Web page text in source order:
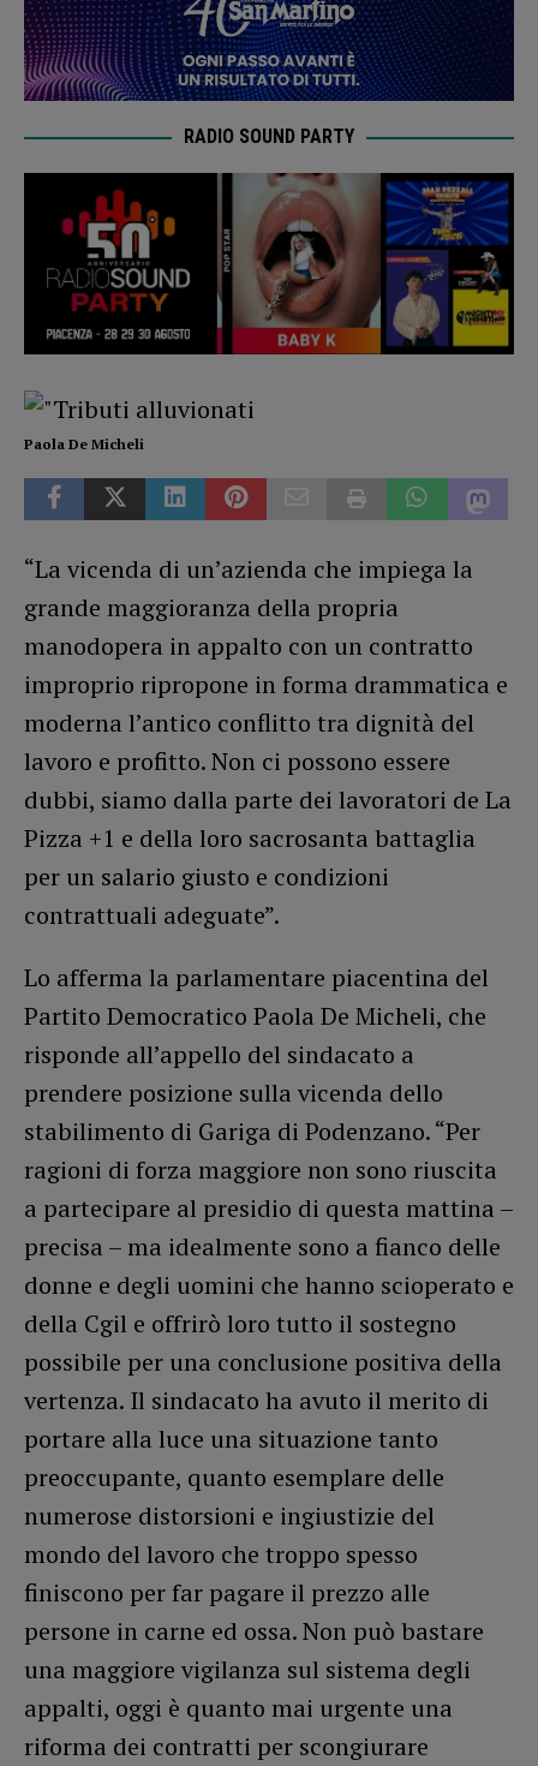
RADIO SOUND PARTY
Paola De Micheli
“La vicenda di un’azienda che impiega la
grande maggioranza della propria
manodopera in appalto con un contratto
improprio ripropone in forma drammatica e
moderna l’antico conflitto tra dignità del
lavoro e profitto. Non ci possono essere
dubbi, siamo dalla parte dei lavoratori de La
Pizza +1 e della loro sacrosanta battaglia
per un salario giusto e condizioni
contrattuali adeguate”.
Lo afferma la parlamentare piacentina del
Partito Democratico Paola De Micheli, che
risponde all’appello del sindacato a
prendere posizione sulla vicenda dello
stabilimento di Gariga di Podenzano. “Per
ragioni di forza maggiore non sono riuscita
a partecipare al presidio di questa mattina –
precisa – ma idealmente sono a fianco delle
donne e degli uomini che hanno scioperato e
della Cgil e offrirò loro tutto il sostegno
possibile per una conclusione positiva della
vertenza. Il sindacato ha avuto il merito di
portare alla luce una situazione tanto
preoccupante, quanto esemplare delle
numerose distorsioni e ingiustizie del
mondo del lavoro che troppo spesso
finiscono per far pagare il prezzo alle
persone in carne ed ossa. Non può bastare
una maggiore vigilanza sul sistema degli
appalti, oggi è quanto mai urgente una
riforma dei contratti per scongiurare